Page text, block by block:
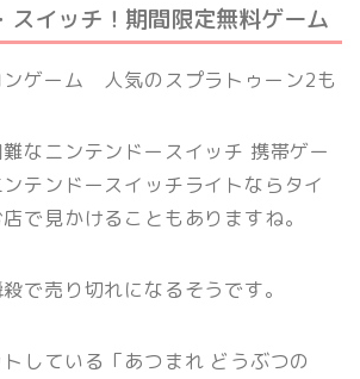
スイッチ！期間限定無料ゲーム
ンゲーム 人気のスプラトゥーン2も
なニンテンドースイッチ 携帯ゲー
テンドースイッチライトならタイ
で見かけることもありますね。
で売り切れになるそうです。
している「あつまれ どうぶつの